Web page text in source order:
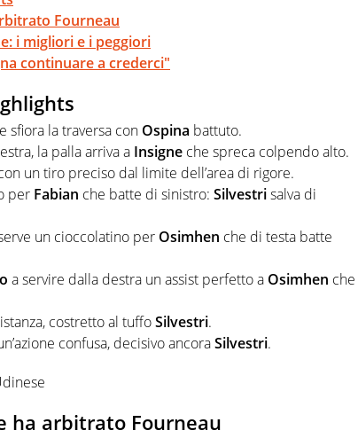
Fourneau
i migliori e i peggiori
continuare a crederci"
sfiora la traversa con Ospina battuto.
la palla arriva a Insigne che spreca colpendo alto.
un tiro preciso dal limite dell’area di rigore.
per Fabian che batte di sinistro: Silvestrisalva di
un cioccolatino per Osimhen che di testa batte
a servire dalla destra un assist perfetto a Osimhen che
costretto al tuffoSilvestri.
confusa, decisivo ancoraSilvestri.
ha arbitrato Fourneau